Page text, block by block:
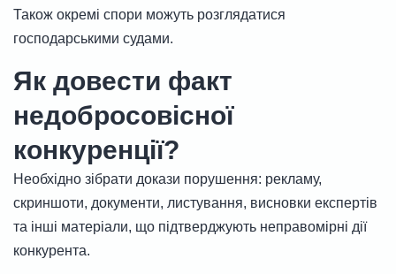
Також окремі спори можуть розглядатися
господарськими судами.
Як довести факт
недобросовісної
конкуренції?
Необхідно зібрати докази порушення: рекламу,
скриншоти, документи, листування, висновки експертів
та інші матеріали, що підтверджують неправомірні дії
конкурента.